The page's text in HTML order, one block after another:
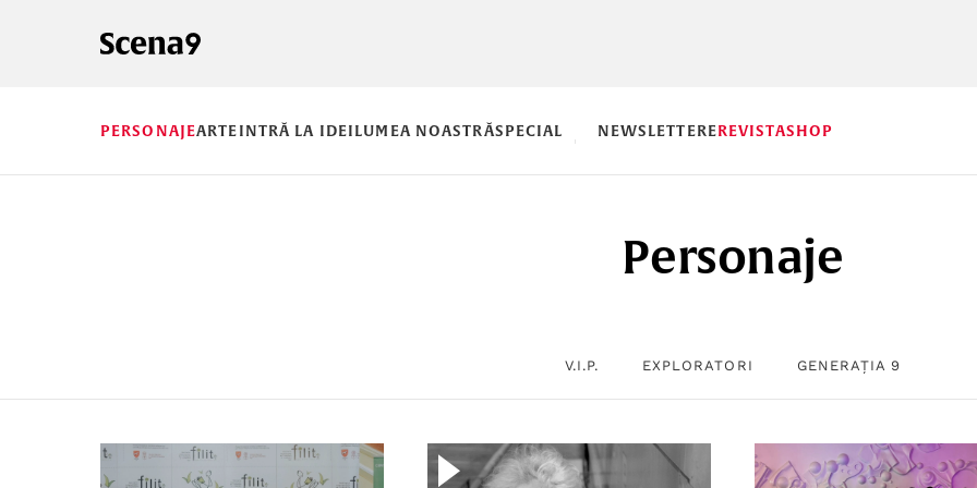
PERSONAJEARTEINTRĂ LA IDEILUMEA NOASTRĂSPECIAL NEWSLETTEREREVISTASHOP
Personaje
V.I.P. EXPLORATORI GENERAȚIA 9